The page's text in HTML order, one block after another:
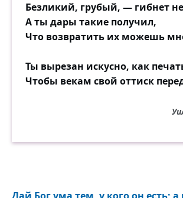
Безликий, грубый, — гибнет
А ты дары такие получил,
Что возвратить их можешь
Ты вырезан искусно, как
Чтобы векам свой оттиск